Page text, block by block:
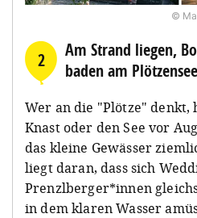
©
2
Am Strand liegen,
baden am Plötzensee
Wer an die "Plötze" denkt,
Knast oder den See vor
das kleine Gewässer
liegt daran, dass sich
Prenzlberger*innen
in dem klaren Wasser